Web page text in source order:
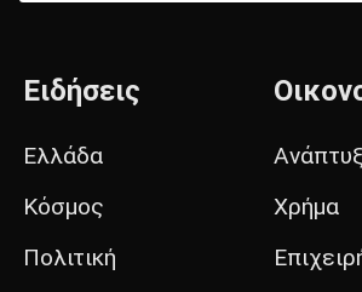
Ειδήσεις
Ελλάδα
Κόσμος
Πολιτική
Χρήμα